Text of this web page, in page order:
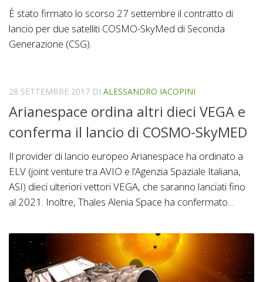
È stato firmato lo scorso 27 settembre il contratto di
lancio per due satelliti COSMO-SkyMed di Seconda
Generazione (CSG).
28 SETTEMBRE 2017 DI ALESSANDRO IACOPINI
Arianespace ordina altri dieci VEGA e
conferma il lancio di COSMO-SkyMED
Il provider di lancio europeo Arianespace ha ordinato a
ELV (joint venture tra AVIO e l’Agenzia Spaziale Italiana,
ASI) dieci ulteriori vettori VEGA, che saranno lanciati fino
al 2021. Inoltre, Thales Alenia Space ha confermato...